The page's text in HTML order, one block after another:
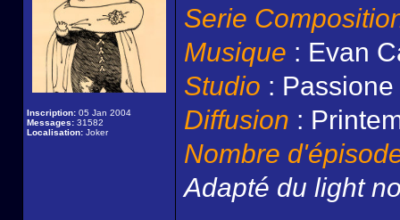
Inscription: 05 Jan 2004
Messages: 31582
Localisation: Joker
Serie
Musique : Evan
Studio : Passione
Diffusion :
Nombre
Adapté du light